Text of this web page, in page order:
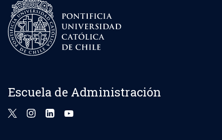
Escuela de Administración